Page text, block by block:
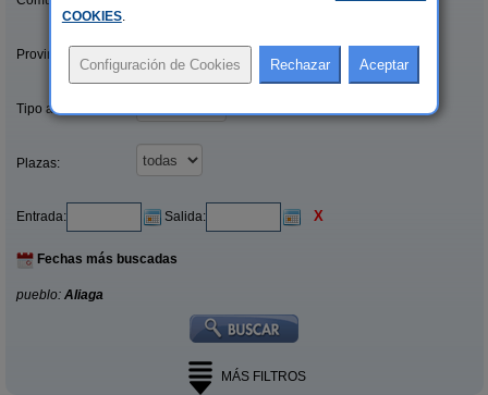
Provincias/Islas:
Tipo alquiler:
Plazas:
Entrada: Salida: X
Fechas más buscadas
pueblo: Aliaga
MÁS FILTROS
COOKIES.